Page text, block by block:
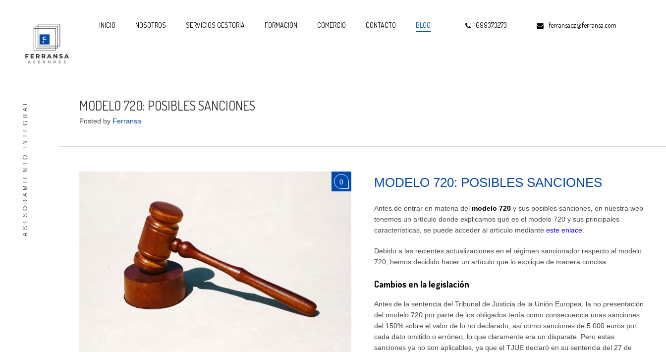
INICIO NOSOTROS SERVICIOS GESTORÍA FORMACIÓN COMERCIO CONTACTO BLOG 699373273 ferransaez@ferransa.com
ASESORAMIENTO INTEGRAL MODELO 720: POSIBLES SANCIONES
Posted by Ferransa
0 MODELO 720: POSIBLES SANCIONES
Antes de entrar en materia del modelo 720y sus posibles sanciones, en nuestra web
tenemos un artículo donde explicamos qué es el modelo 720 y sus principales
características, se puede acceder al artículo mediante este enlace.
Debido a las recientes actualizaciones en el régimen sancionador respecto al modelo
720, hemos decidido hacer un artículo que lo explique de manera concisa.
Cambios en la legislación
Antes de la sentencia del Tribunal de Justicia de la Unión Europea, la no presentación
del modelo 720 por parte de los obligados tenía como consecuencia unas sanciones
del 150% sobre el valor de lo no declarado, así como sanciones de 5.000 euros por
cada dato omitido o erróneo, lo que claramente era un disparate. Pero estas
sanciones ya no son aplicables, ya que el TJUE declaró en su sentencia del 27 de